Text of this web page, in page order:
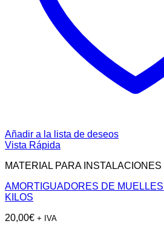
Añadir a la lista de deseos
Vista Rápida
MATERIAL PARA INSTALACIONES
AMORTIGUADORES DE
KILOS
20,00€ + IVA